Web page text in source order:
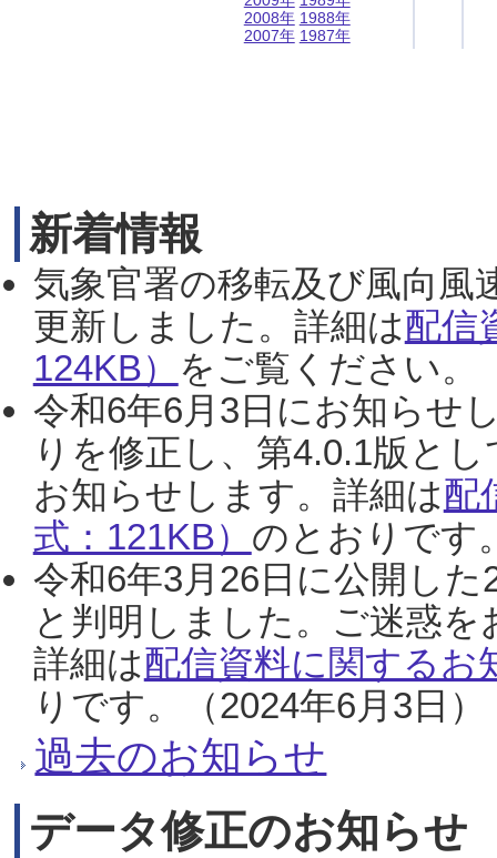
2008年
2007年
1988年
1987年
新着情報
気象官署の移転及び風向風
更新しました。詳細は配信
124KB） をご覧ください。
令和6年6月3日にお知らせ
りを修正し、第4.0.1版と
お知らせします。詳細は配
式：121KB） のとおりです
令和6年3月26日に公開し
と判明しました。ご迷惑
詳細は配信資料に関するお
りです。（2024年6月3日）
過去のお知らせ
データ修正のお知らせ